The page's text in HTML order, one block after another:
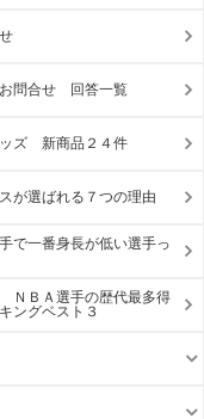
問合せ 回答一覧
ズ 新商品２４件
が選ばれる７つの理由
で一番身長が低い選手っ
ＮＢＡ選手の歴代最多得
ングベスト３